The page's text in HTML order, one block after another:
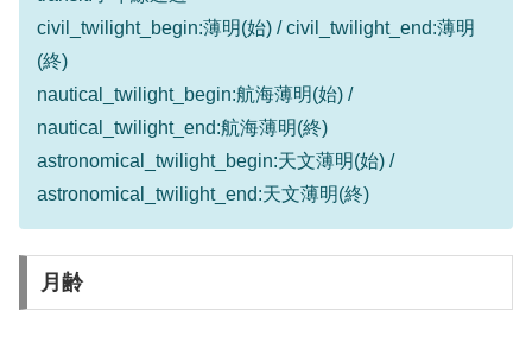
civil_twilight_begin:薄明(始) / civil_twilight_end:薄明
(終)
nautical_twilight_begin:航海薄明(始) /
nautical_twilight_end:航海薄明(終)
astronomical_twilight_begin:天文薄明(始) /
astronomical_twilight_end:天文薄明(終)
月齢